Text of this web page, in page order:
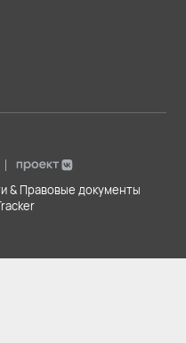
& Правовые документы